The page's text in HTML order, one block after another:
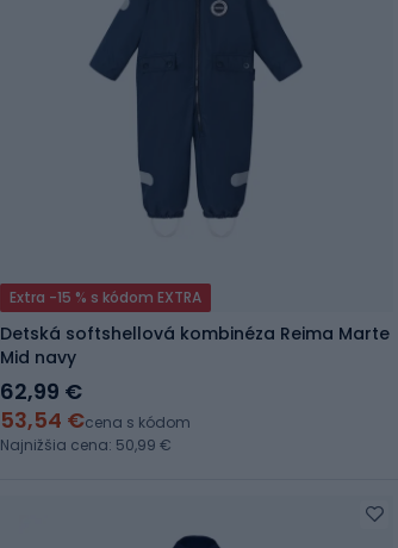
Extra -15 % s kódom EXTRA
Detská softshellová kombinéza Reima Marte
Mid navy
62,99 €
53,54 €cena s kódom
Najnižšia cena: 50,99 €